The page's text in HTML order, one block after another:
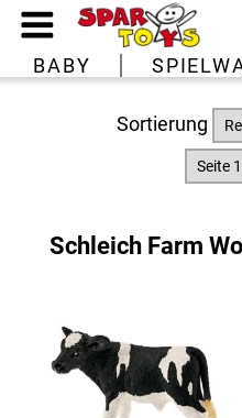
BABY
Sortierung
Schleich Farm